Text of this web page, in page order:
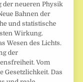
der neueren Physik
Bahnen der
und statistische
Wirkung.
Wesen des Lichts.
der
Vom
Gesetzlichkeit. Das